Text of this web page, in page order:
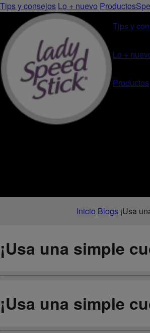
Tips y consejos Lo + nuevo Productos
Tips y
Lo +
Productos
Inicio Blogs ¡Usa
¡Usa una simple
¡Usa una simple